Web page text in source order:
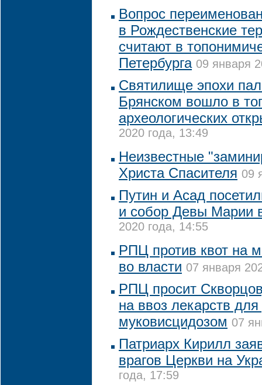
Вопрос
в Рождественские
считают в
Петербурга 09 января
Святилище эпохи
Брянском вошло в
археологических
2020 года, 13:49
Неизвестные
Христа Спасителя 09
Путин и Асад
и собор Девы Марии
2020 года, 14:55
РПЦ против квот на
во власти 07 января
РПЦ просит
на ввоз лекарств для
муковисцидозом 07
Патриарх Кирилл
врагов Церкви на
года, 17:59